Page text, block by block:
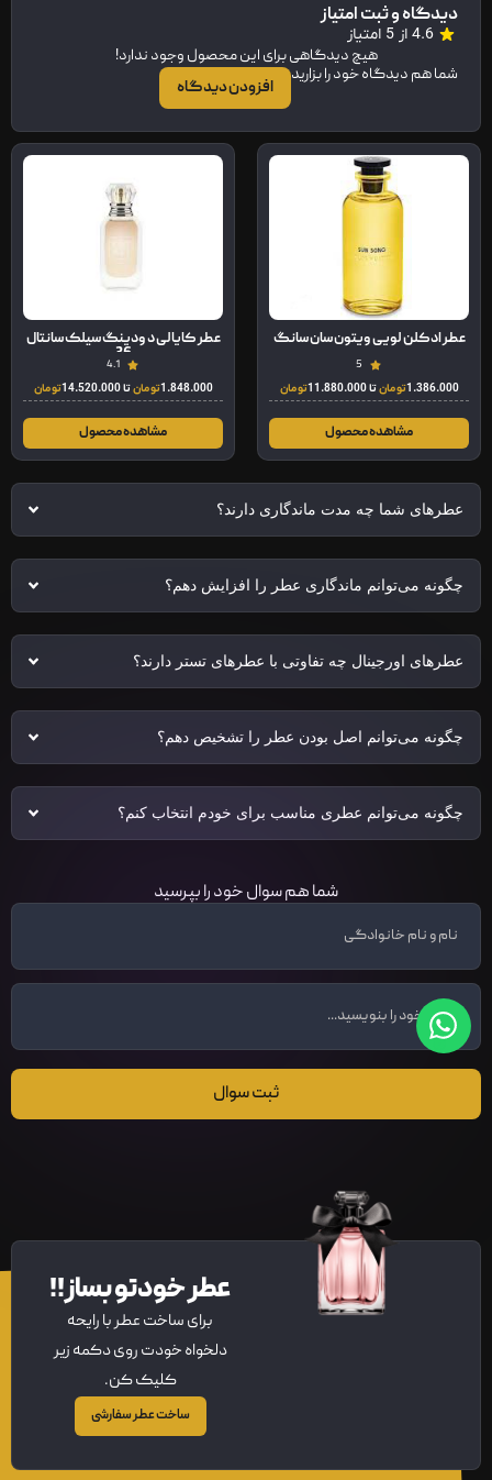
دیدگاه و ثبت امتیاز
4.6 از 5 امتیاز
هیچ دیدگاهی برای این محصول وجود ندارد!
شما هم دیدگاه خود را بزارید
افزودن دیدگاه
عطر ادکلن لویی ویتون سان سانگ
5
1.386.000تومانتا11.880.000 تومان
مشاهده محصول
عطر کایالی د ودینگ سیلک سانتال
36
4.1
1.848.000تومانتا14.520.000تومان
مشاهده محصول
عطرهای شما چه مدت ماندگاری دارند؟
چگونه می‌توانم ماندگاری عطر را افزایش دهم؟
عطرهای اورجینال چه تفاوتی با عطرهای تستر دارند؟
چگونه می‌توانم اصل بودن عطر را تشخیص دهم؟
چگونه می‌توانم عطری مناسب برای خودم انتخاب کنم؟
شما هم سوال خود را بپرسید
ثبت سوال
عطر خودتو بساز!!
برای ساخت عطر با رایحه
دلخواه خودت روی دکمه زیر
کلیک کن.
ساخت عطر سفارشی